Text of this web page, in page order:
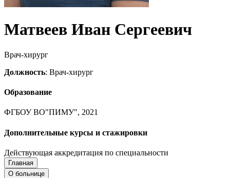
Матвеев Иван Сергеевич
Врач-хирург
Должность: Врач-хирург
Образование
ФГБОУ ВО"ПИМУ", 2021
Дополнительные курсы и стажировки
Действующая аккредитация по специальности
Запись на приём
Запись подтверждена
Главная
О больнице